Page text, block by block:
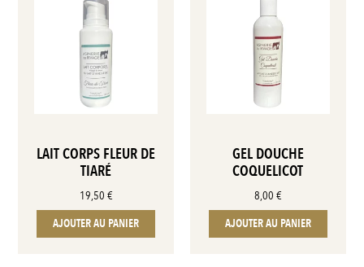
LAIT CORPS FLEUR DE
TIARÉ
19,50 €
AJOUTER AU PANIER
GEL DOUCHE
COQUELICOT
8,00 €
AJOUTER AU PANIER